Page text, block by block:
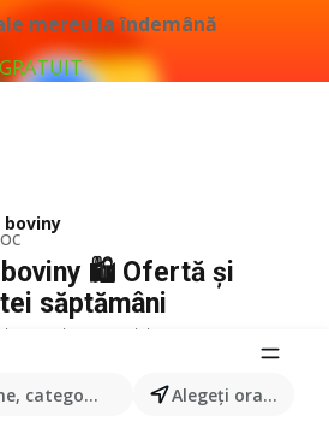
mereu la îndemână
categorii, produse... Alegeţi oraşul
boviny
boviny 🛍️ Ofertă și
săptămâni
pentru acest termen.
magazine PENNY
Mango LEGO